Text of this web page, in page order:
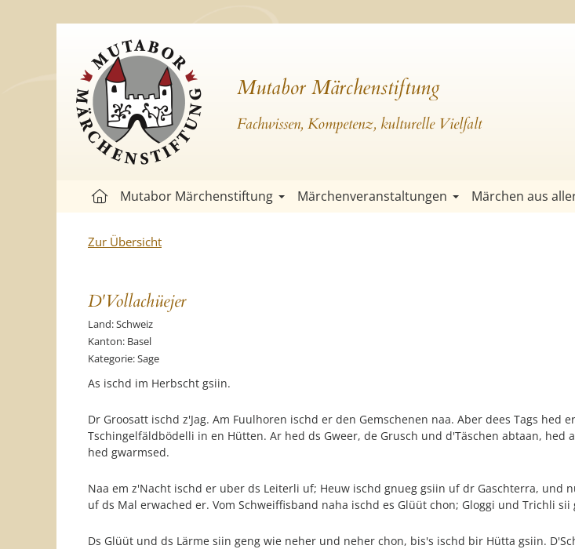
Mutabor Märchenstiftung
Fachwissen, Kompetenz, kulturelle Vielfalt
Mutabor Märchenstiftung Märchenveranstaltungen Märchen aus
Zur Übersicht
D'Vollachüejer
Land: Schweiz
Kanton: Basel
Kategorie: Sage
As ischd im Herbscht gsiin.
Dr Groosatt ischd z'Jag. Am Fuulhoren ischd er den Gemschenen naa. Aber dees Tags
Tschingelfäldbödelli in en Hütten. Ar hed ds Gweer, de Grusch und d'Täschen abtaan,
hed gwarmsed.
Naa em z'Nacht ischd er uber ds Leiterli uf; Heuw ischd gnueg gsiin uf dr Gaschterra, und
uf ds Mal erwached er. Vom Schweiffisband naha ischd es Glüüt chon; Gloggi und Trichli
Ds Glüüt und ds Lärme siin geng wie neher und neher chon, bis's ischd bir Hütta gsiin.